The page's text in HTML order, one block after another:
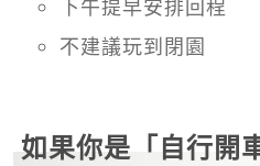
下午提早安排回程
不建議玩到閉園
如果你是「自行開